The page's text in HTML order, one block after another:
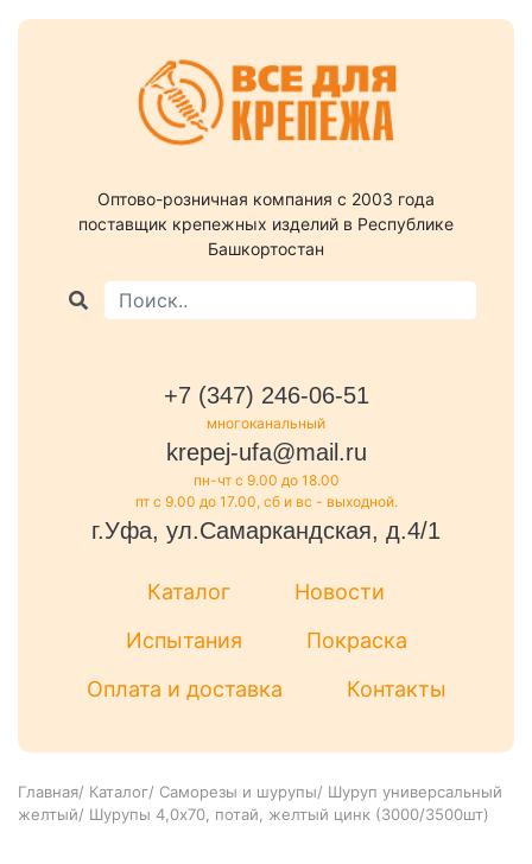
Оптово-розничная компания c 2003 года
поставщик крепежных изделий в Республике
Башкортостан
+7 (347) 246-06-51
многоканальный
krepej-ufa@mail.ru
пн-чт с 9.00 до 18.00
пт с 9.00 до 17.00, сб и вс - выходной.
г.Уфа, ул.Самаркандская, д.4/1
Каталог
Новости
Испытания
Покраска
Оплата и доставка
Контакты
Главная/ Каталог/ Саморезы и шурупы/ Шуруп универсальный
желтый/ Шурупы 4,0x70, потай, желтый цинк (3000/3500шт)